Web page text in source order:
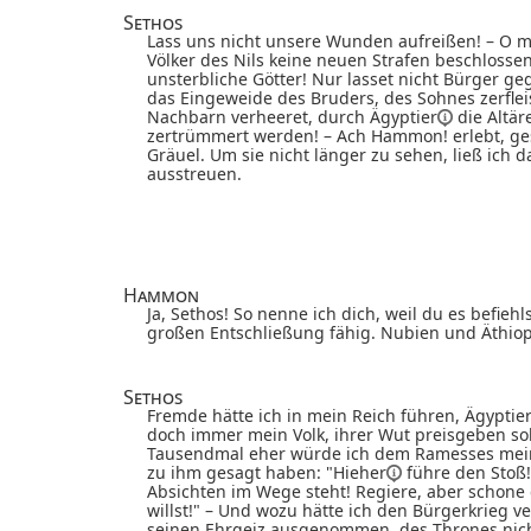
Sethos
Lass uns nicht unsere Wunden aufreißen! – O
Völker des Nils keine neuen Strafen
unsterbliche Götter! Nur lasset nicht Bürger
das Eingeweide des Bruders, des Sohnes
Nachbarn verheeret, durch Ägyptier
die
zertrümmert werden! – Ach Hammon! erlebt,
Gräuel. Um sie nicht länger zu sehen, ließ ich
ausstreuen.
Hammon
Ja, Sethos! So nenne ich dich, weil du es
großen Entschließung fähig. Nubien und
Sethos
Fremde hätte ich in mein Reich führen, Ägyptier
doch immer mein Volk, ihrer Wut preisgeben
Tausendmal eher würde ich dem Ramesses
zu ihm gesagt haben: "Hieher
führe den
Absichten im Wege steht! Regiere, aber
willst!" – Und wozu hätte ich den Bürgerkrieg